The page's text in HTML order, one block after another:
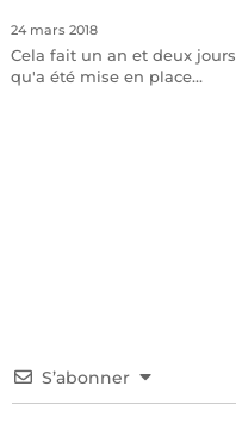
24 mars 2018
Cela fait un an et deux jours
qu'a été mise en place…
S’abonner